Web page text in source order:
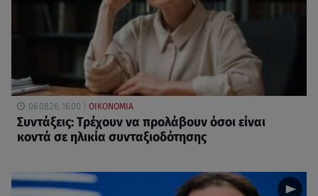
06.08.26, 16:00 ΟΙΚΟΝΟΜΙΑ
Συντάξεις: Τρέχουν να προλάβουν όσοι είναι
κοντά σε ηλικία συνταξιοδότησης